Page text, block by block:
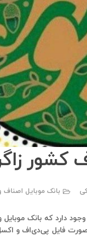
کشور
بانک موبایل
وجود دارد که بانک
صورت فایل پی‌دی‌اف و